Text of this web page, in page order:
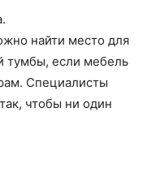
найти место для
тумбы, если мебель
Специалисты
чтобы ни один